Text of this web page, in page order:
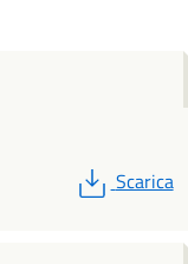
PDF
Scarica